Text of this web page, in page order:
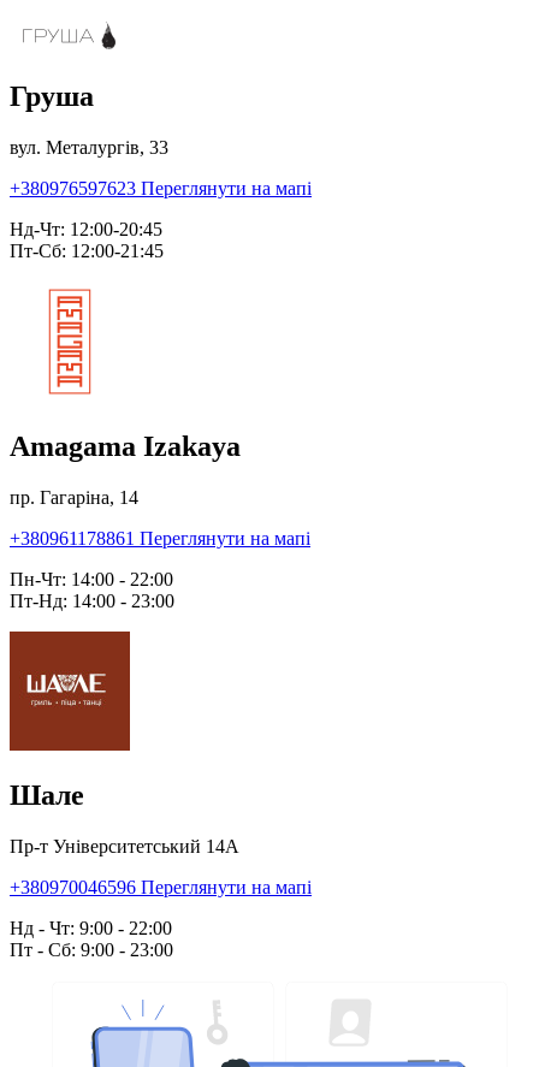
Груша
вул. Металургів, 33
+380976597623 Переглянути на мапі
Нд-Чт: 12:00-20:45
Пт-Сб: 12:00-21:45
Amagama Izakaya
пр. Гагаріна, 14
+380961178861 Переглянути на мапі
Пн-Чт: 14:00 - 22:00
Пт-Нд: 14:00 - 23:00
Шале
Пр-т Університетський 14А
+380970046596 Переглянути на мапі
Нд - Чт: 9:00 - 22:00
Пт - Сб: 9:00 - 23:00